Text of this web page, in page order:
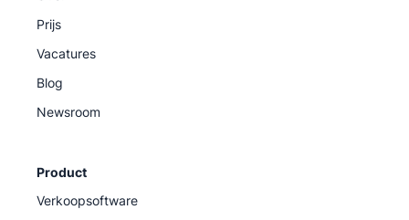
Prijs
Vacatures
Blog
Newsroom
Product
Verkoopsoftware